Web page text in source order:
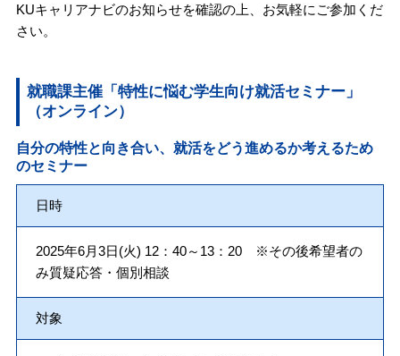
KUキャリアナビのお知らせを確認の上、お気軽にご参加くだ
さい。
就職課主催「特性に悩む学生向け就活セミナー」
（オンライン）
自分の特性と向き合い、就活をどう進めるか考えるため
のセミナー
日時
2025年6月3日(火) 12：40～13：20 ※その後希望者の
み質疑応答・個別相談
対象